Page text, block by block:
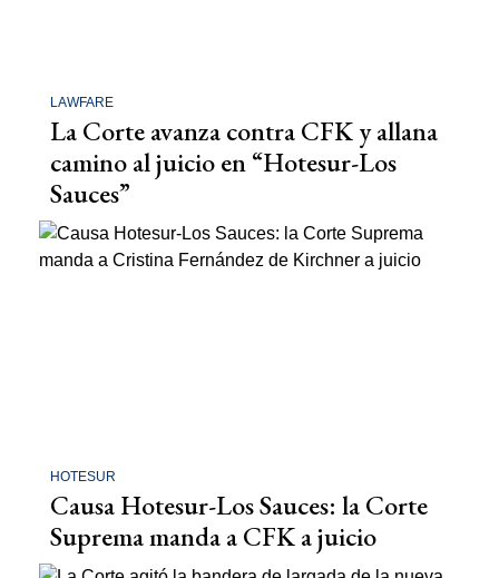
LAWFARE
La Corte avanza contra CFK y allana
camino al juicio en “Hotesur-Los
Sauces”
HOTESUR
Causa Hotesur-Los Sauces: la Corte
Suprema manda a CFK a juicio